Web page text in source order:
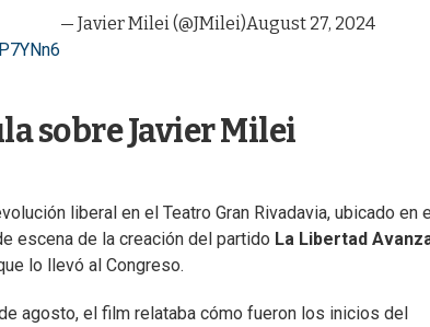
— Javier Milei (@JMilei)August 27, 2024
sobre Javier Milei
liberal en el Teatro Gran Rivadavia, ubicado en el
escena de la creación del partido La Libertad
lo llevó al Congreso.
agosto, el film relataba cómo fueron los inicios del